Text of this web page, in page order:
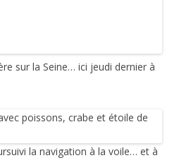
parSara Guermani . Revoir le